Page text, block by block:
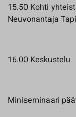
15.50 Kohti
Neuvonantaja
16.00 Keskustelu
Miniseminaari